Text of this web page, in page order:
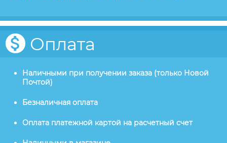
Оплата
Наличными при получении заказа (только Новой
Почтой)
Безналичная оплата
Оплата платежной картой на расчетный счет